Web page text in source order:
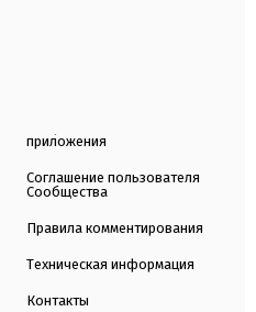
приложения
Соглашение пользователя
Сообщества
Правила комментирования
Техническая информация
Контакты